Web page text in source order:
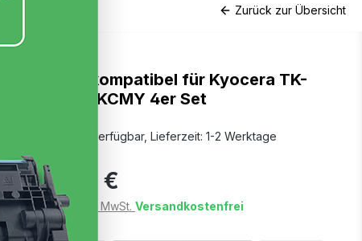
Zurück zur Übersicht
Toner kompatibel für Kyocera TK-
5430 BKCMY 4er Set
Sofort verfügbar, Lieferzeit: 1-2 Werktage
79,99 €
Preise inkl. MwSt. Versandkostenfrei